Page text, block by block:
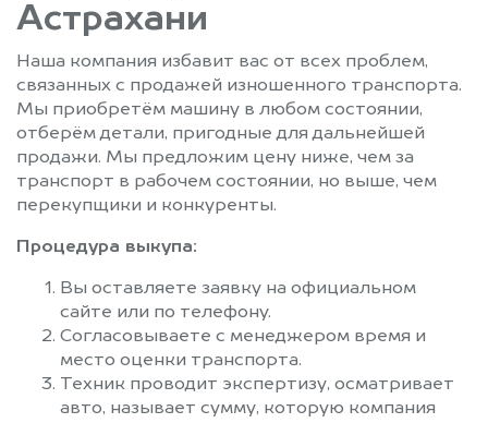
Астрахани
Наша компания избавит вас от всех проблем,
связанных с продажей изношенного транспорта.
Мы приобретём машину в любом состоянии,
отберём детали, пригодные для дальнейшей
продажи. Мы предложим цену ниже, чем за
транспорт в рабочем состоянии, но выше, чем
перекупщики и конкуренты.
Процедура выкупа:
Вы оставляете заявку на официальном
сайте или по телефону.
Согласовываете с менеджером время и
место оценки транспорта.
Техник проводит экспертизу, осматривает
авто, называет сумму, которую компания